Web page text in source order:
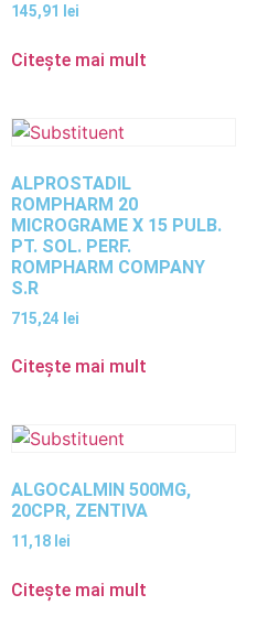
145,91 lei
Citește mai mult
ALPROSTADIL
ROMPHARM 20
MICROGRAME X 15 PULB.
PT. SOL. PERF.
ROMPHARM COMPANY
S.R
715,24 lei
Citește mai mult
ALGOCALMIN 500MG,
20CPR, ZENTIVA
11,18 lei
Citește mai mult